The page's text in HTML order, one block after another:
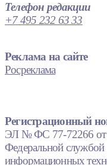
Телефон редакции
+7 495 232 63 33
Реклама на сайте
Росреклама
Регистрационный
ЭЛ № ФС 77-72266 от
Федеральной службой
информационных